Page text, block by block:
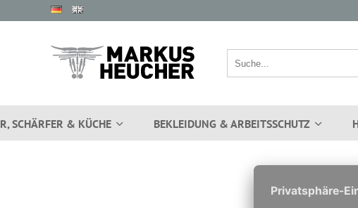
SCHÄRFER & KÜCHE BEKLEIDUNG & ARBEITSSCHUTZ